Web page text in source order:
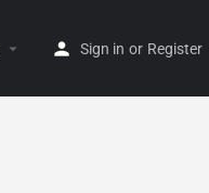
Sign in or Register